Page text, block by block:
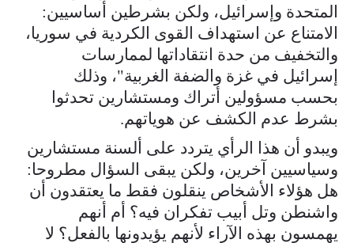
المتحدة وإسرائيل، ولكن بشرطين أساسيين:
الامتناع عن استهداف القوى الكردية في سوريا،
والتخفيف من حدة انتقاداتها لممارسات
إسرائيل في غزة والضفة الغربية"، وذلك
بحسب مسؤولين أتراك ومستشارين تحدثوا
بشرط عدم الكشف عن هوياتهم.
ويبدو أن هذا الرأي يتردد على ألسنة مستشارين
وسياسيين آخرين، ولكن يبقى السؤال مطروحا:
هل هؤلاء الأشخاص ينقلون فقط ما يعتقدون أن
واشنطن وتل أبيب تفكران فيه؟ أم أنهم
يهمسون بهذه الآراء لأنهم يؤيدونها بالفعل؟ لا